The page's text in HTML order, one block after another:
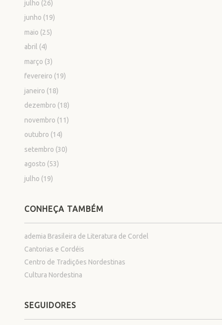
julho (26)
junho (19)
maio (25)
abril (4)
março (3)
fevereiro (19)
janeiro (18)
dezembro (18)
novembro (11)
outubro (14)
setembro (30)
agosto (53)
julho (19)
CONHEÇA TAMBÉM
ademia Brasileira de Literatura de Cordel
Cantorias e Cordéis
Centro de Tradições Nordestinas
Cultura Nordestina
SEGUIDORES